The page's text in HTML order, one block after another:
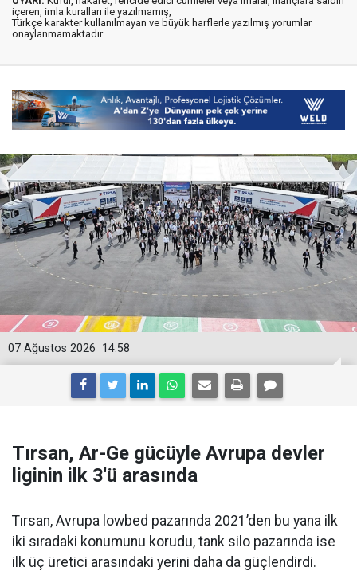
içeren, imla kuralları ile yazılmamış,
Türkçe karakter kullanılmayan ve büyük harflerle yazılmış yorumlar
onaylanmamaktadır.
14:58
07 Ağustos 2026
Tırsan, Ar-Ge gücüyle Avrupa devler
liginin ilk 3'ü arasında
Tırsan, Avrupa lowbed pazarında 2021’den bu yana ilk
iki sıradaki konumunu korudu, tank silo pazarında ise
ilk üç üretici arasındaki yerini daha da güçlen­dirdi.